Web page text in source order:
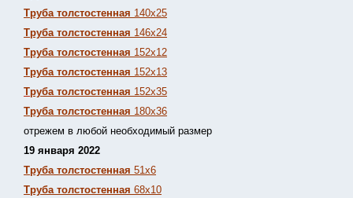
Труба толстостенная 140х25
Труба толстостенная 146х24
Труба толстостенная 152х12
Труба толстостенная 152х13
Труба толстостенная 152х35
Труба толстостенная 180х36
отрежем в любой необходимый размер
19 января 2022
Труба толстостенная 51х6
Труба толстостенная 68х10